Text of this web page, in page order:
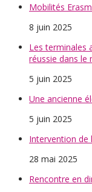
Mobilités
8 juin 2025
Les terminales
réussie dans le
5 juin 2025
Une ancienne
5 juin 2025
Intervention de
28 mai 2025
Rencontre en